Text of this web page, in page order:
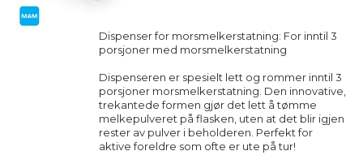
Dispenser for morsmelkerstatning: For inntil 3
porsjoner med morsmelkerstatning
Dispenseren er spesielt lett og rommer inntil 3
porsjoner morsmelkerstatning. Den innovative,
trekantede formen gjør det lett å tømme
melkepulveret på flasken, uten at det blir igjen
rester av pulver i beholderen. Perfekt for
aktive foreldre som ofte er ute på tur!